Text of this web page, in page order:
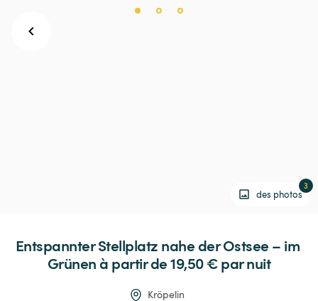
des photos
3
Entspannter Stellplatz naheder Ostsee – im
Grünen à partir de 19,50 € par nuit
Kröpelin